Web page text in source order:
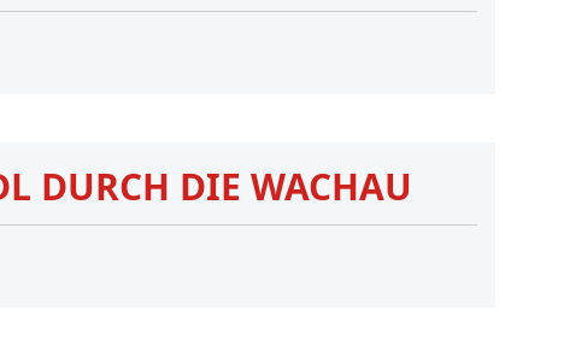
DURCH DIE WACHAU